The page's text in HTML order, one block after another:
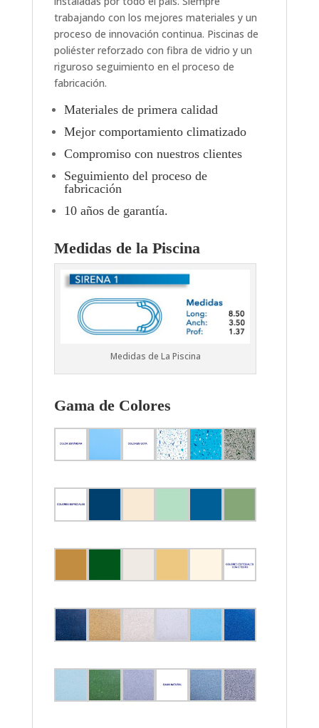
trabajando con los mejores materiales y un
proceso de innovación continua. Piscinas de
poliéster reforzado con fibra de vidrio y un
riguroso seguimiento en el proceso de
fabricación.
Materiales de primera calidad
Mejor comportamiento climatizado
Compromiso con nuestros clientes
Seguimiento del proceso de
fabricación
10 años de garantía.
Medidas de la Piscina
Medidas de La Piscina
Gama de Colores